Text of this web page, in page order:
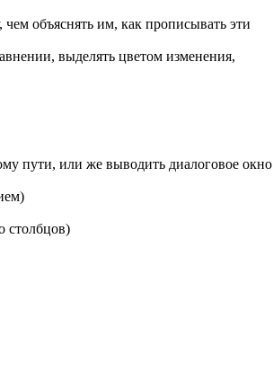
объяснять им, как прописывать эти
выделять цветом изменения,
пути, или же выводить диалоговое окно
столбцов)